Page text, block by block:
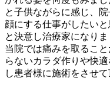
と子供ながらに感じ、
顔にする仕事がしたい
と決意し治療家になりま
当院では痛みを取るこ
らないカラダ作りや快
し患者様に施術をさせて